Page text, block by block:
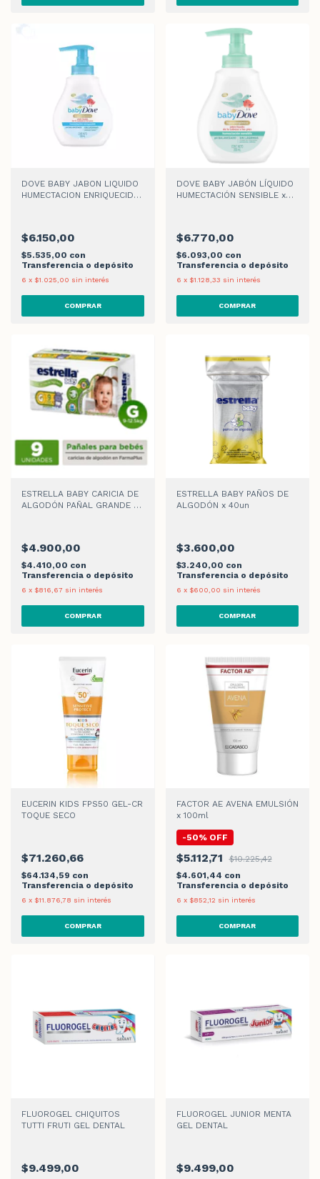
DOVE BABY JABON LIQUIDO
HUMECTACION ENRIQUECIDA
$6.150,00
$5.535,00 con
Transferencia o depósito
6 x $1.025,00 sin interés
DOVE BABY JABÓN LÍQUIDO
HUMECTACIÓN SENSIBLE x
$6.770,00
$6.093,00 con
Transferencia o depósito
6 x $1.128,33 sin interés
ESTRELLA BABY CARICIA DE
ALGODÓN PAÑAL GRANDE X
$4.900,00
$4.410,00 con
Transferencia o depósito
6 x $816,67 sin interés
ESTRELLA BABY PAÑOS DE
ALGODÓN x 40un
$3.600,00
$3.240,00 con
Transferencia o depósito
6 x $600,00 sin interés
EUCERIN KIDS FPS50 GEL-CR
TOQUE SECO
$71.260,66
$64.134,59 con
Transferencia o depósito
6 x $11.876,78 sin interés
FACTOR AE AVENA EMULSIÓN
x 100ml
-50% OFF
$5.112,71
$10.225,42
$4.601,44 con
Transferencia o depósito
6 x $852,12 sin interés
FLUOROGEL CHIQUITOS
TUTTI FRUTI GEL DENTAL
$9.499,00
FLUOROGEL JUNIOR MENTA
GEL DENTAL
$9.499,00